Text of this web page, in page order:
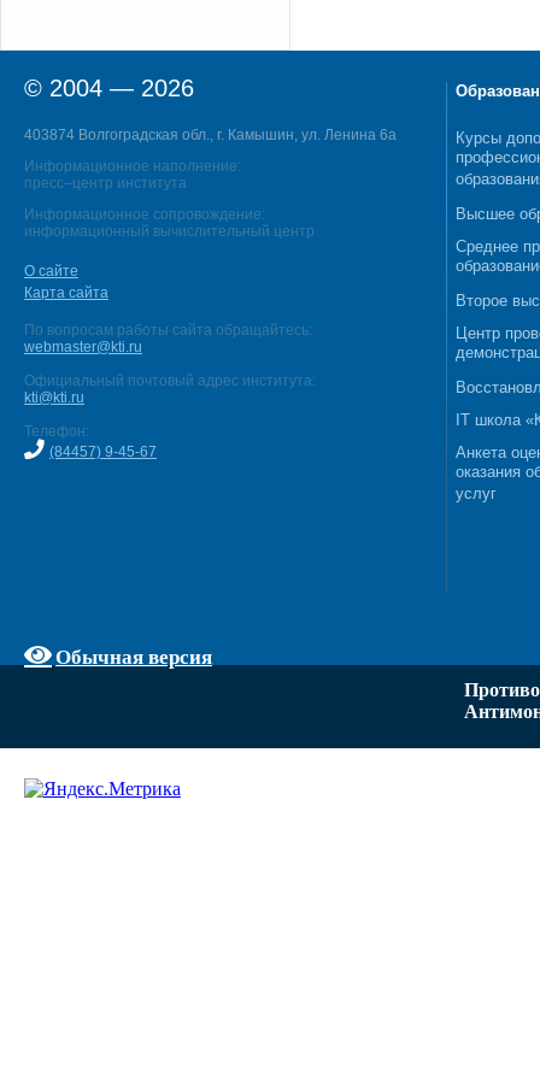
© 2004 — 2026
403874 Волгоградская обл., г. Камышин, ул. Ленина 6а
Информационное наполнение:
пресс–центр института
Информационное сопровождение:
информационный вычислительный центр
О сайте
Карта сайта
По вопросам работы сайта обращайтесь:
webmaster@kti.ru
Официальный почтовый адрес института:
kti@kti.ru
Телефон:
(84457) 9-45-67
Обычная версия
Курсы
Высшее
Среднее
Второе
Центр
IT школа
Анкета
оказания
услуг